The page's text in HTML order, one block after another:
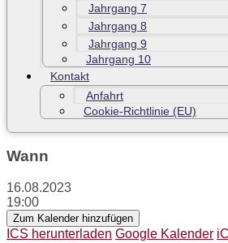
Jahrgang 7
Jahrgang 8
Jahrgang 9
Jahrgang 10
Kontakt
Anfahrt
Cookie-Richtlinie (EU)
Wann
16.08.2023
19:00
Zum Kalender hinzufügen
ICS herunterladen Google Kalender